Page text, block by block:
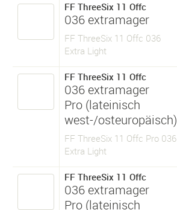
FF ThreeSix 11 Offc
036 extramager
FF ThreeSix 11 Offc 036
Extra Light
FF ThreeSix 11 Offc
036 extramager
Pro (lateinisch
west-/osteuropäisch)
FF ThreeSix 11 Offc Pro 036
Extra Light
FF ThreeSix 11 Offc
036 extramager
Pro (lateinisch